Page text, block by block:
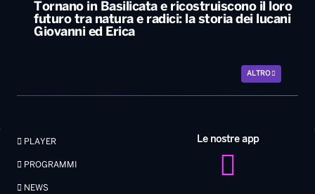
Tornano in Basilicata e ricostruiscono il loro
futuro tra natura e radici: la storia dei lucani
Giovanni ed Erica
ALTRO
Le nostre app
PLAYER
PROGRAMMI
NEWS